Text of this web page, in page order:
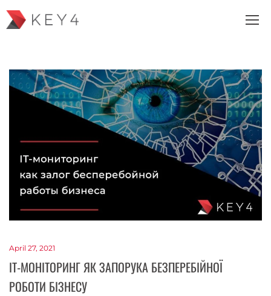
April 27, 2021
ІТ-МОНІТОРИНГ ЯК ЗАПОРУКА БЕЗПЕРЕБІЙНОЇ
РОБОТИ БІЗНЕСУ